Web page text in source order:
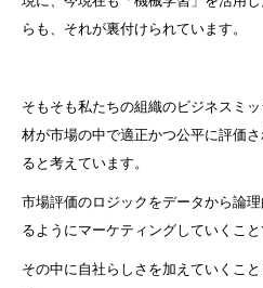
らも、それが裏付けられています。
そもそも私たちの組織のビジネスミ
材が市場の中で適正かつ公平に評価
ると考えています。
市場評価のロジックをデータから論
るようにマーケティングしていくこと
その中に自社らしさを加えていくこ